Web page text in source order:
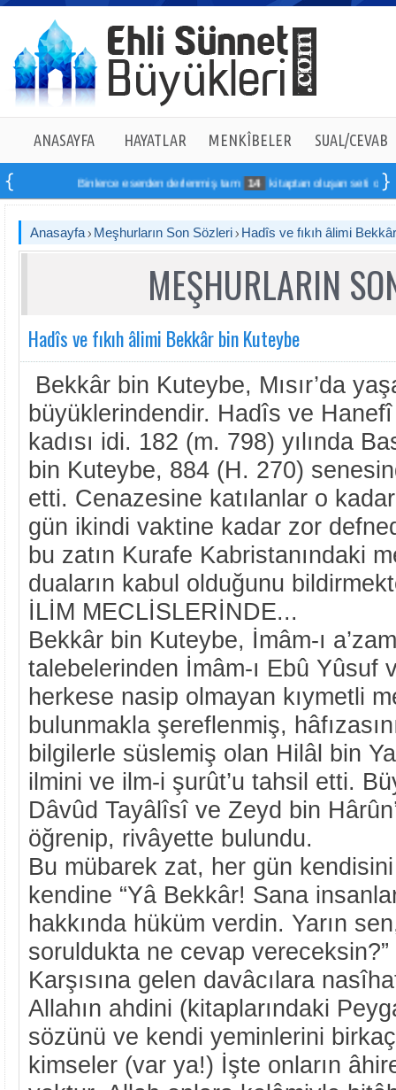
ANASAYFA HAYATLAR MENKÎBELER SUAL/CEVAB
Binlerce eserden derlenmiş tam 14 kitaptan oluşan seti online
Anasayfa Meşhurların Son Sözleri Hadîs ve fıkıh âlimi
MEŞHURLARIN
Hadîs ve fıkıh âlimi Bekkâr bin Kuteybe
Bekkâr bin Kuteybe, Mısır’da
büyüklerindendir. Hadîs ve Hanefî
kadısı idi. 182 (m. 798) yılında
bin Kuteybe, 884 (H. 270)
etti. Cenazesine katılanlar o
gün ikindi vaktine kadar zor
bu zatın Kurafe Kabristanındaki
duaların kabul olduğunu
İLİM MECLİSLERİNDE...
Bekkâr bin Kuteybe, İmâm-ı
talebelerinden İmâm-ı Ebû Yûsuf
herkese nasip olmayan kıymetli
bulunmakla şereflenmiş,
bilgilerle süslemiş olan Hilâl bin
ilmini ve ilm-i şurût’u tahsil etti.
Dâvûd Tayâlîsî ve Zeyd bin
öğrenip, rivâyette bulundu.
Bu mübarek zat, her gün
kendine “Yâ Bekkâr! Sana
hakkında hüküm verdin. Yarın
soruldukta ne cevap
Karşısına gelen davâcılara
Allahın ahdini (kitaplarındaki
sözünü ve kendi yeminlerini
kimseler (var ya!) İşte onların